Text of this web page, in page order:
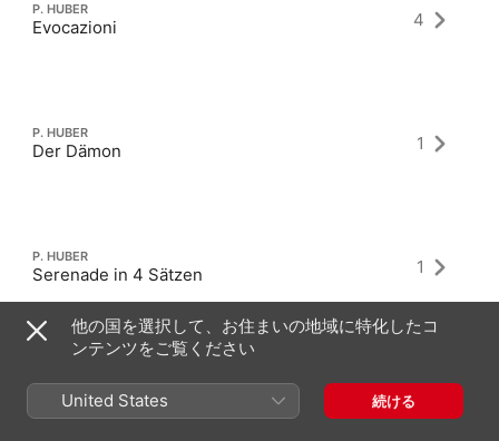
P. HUBER
Evocazioni 4
P. HUBER
Der Dämon 1
P. HUBER
Serenade in 4 Sätzen 1
他の国を選択して、お住まいの地域に特化したコ
ンテンツをご覧ください
United States 続ける